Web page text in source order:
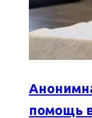
помощь